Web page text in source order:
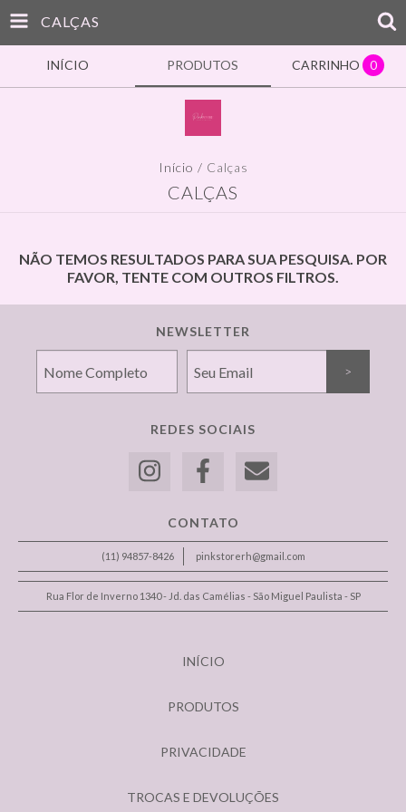
CALÇAS
INÍCIO PRODUTOS CARRINHO 0
Início / Calças
CALÇAS
NÃO TEMOS RESULTADOS PARA SUA PESQUISA. POR
FAVOR, TENTE COM OUTROS FILTROS.
NEWSLETTER
REDES SOCIAIS
CONTATO
(11) 94857-8426 pinkstorerh@gmail.com
Rua Flor de Inverno 1340 - Jd. das Camélias - São Miguel Paulista - SP
INÍCIO
PRODUTOS
PRIVACIDADE
TROCAS E DEVOLUÇÕES